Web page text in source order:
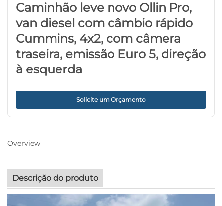
Caminhão leve novo Ollin Pro,
van diesel com câmbio rápido
Cummins, 4x2, com câmera
traseira, emissão Euro 5, direção
à esquerda
Solicite um Orçamento
Overview
Descrição do produto